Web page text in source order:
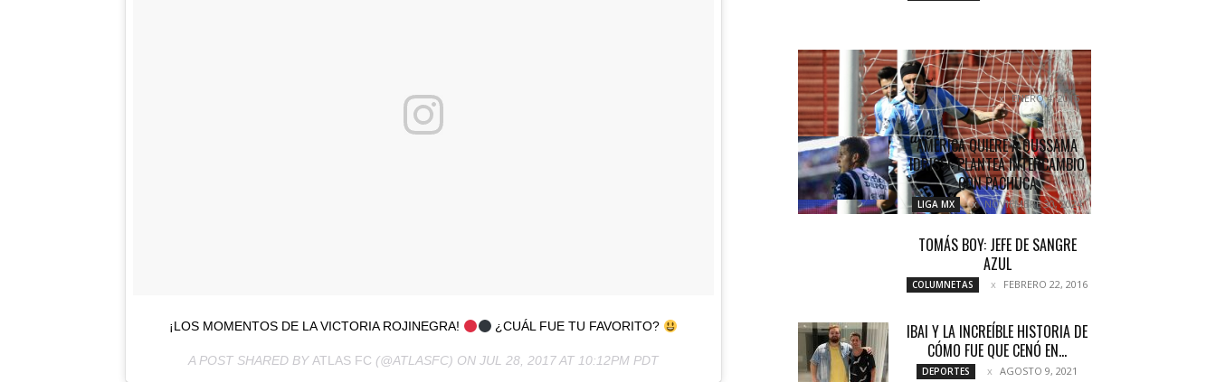
¡LOS MOMENTOS DE LA VICTORIA ROJINEGRA! ¿CUÁL FUE TU FAVORITO?
A POST SHARED BYATLAS FC (@ATLASFC) ON JUL 28, 2017 AT 10:12PM PDT
«TUVE EL HONOR DE JUGAR EN EL
CILINDRO»
COLUMNETAS ENERO 4, 2015
AMÉRICA QUIERE A OUSSAMA
IDRISSI: PLANTEA INTERCAMBIO
CON PACHUCA
LIGA MX NOVIEMBRE 30, 2024
TOMÁS BOY: JEFE DE SANGRE
AZUL
COLUMNETAS FEBRERO 22, 2016
IBAI Y LA INCREÍBLE HISTORIA DE
CÓMO FUE QUE CENÓ EN...
DEPORTES AGOSTO 9, 2021